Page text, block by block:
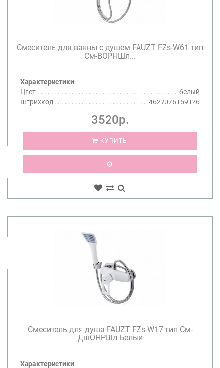
Смеситель для ванны с душем FAUZT FZs-W61 тип
См-ВОРНШл...
Характеристики
Цвет
белый
Штрихкод
4627076159126
3520р.
КУПИТЬ
Смеситель для душа FAUZT FZs-W17 тип См-
ДшОНРШл Белый
Характеристики